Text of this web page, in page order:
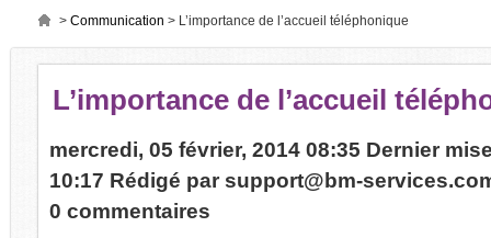
> Communication > L’importance de l’accueil téléphonique
L’importance de l’accueil
mercredi, 05 février, 2014 08:35 Dernier
10:17 Rédigé par support@bm-
0 commentaires